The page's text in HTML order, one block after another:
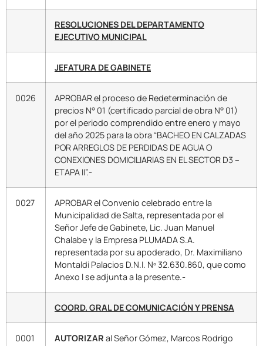
RESOLUCIONES DEL DEPARTAMENTO
EJECUTIVO MUNICIPAL
JEFATURA DE GABINETE
0026
APROBAR el proceso de Redeterminación de
precios N° 01 (certificado parcial de obra N° 01)
por el periodo comprendido entre enero y mayo
del año 2025 para la obra “BACHEO EN CALZADAS
POR ARREGLOS DE PERDIDAS DE AGUA O
CONEXIONES DOMICILIARIAS EN EL SECTOR D3 –
ETAPA II”.-
0027
APROBAR el Convenio celebrado entre la
Municipalidad de Salta, representada por el
Señor Jefe de Gabinete, Lic. Juan Manuel
Chalabe y la Empresa PLUMADA S.A.
representada por su apoderado, Dr. Maximiliano
Montaldi Palacios D.N.I. Nº 32.630.860, que como
Anexo I se adjunta a la presente.-
COORD. GRAL DE COMUNICACIÓN Y PRENSA
0001 AUTORIZAR al Señor Gómez, Marcos Rodrigo